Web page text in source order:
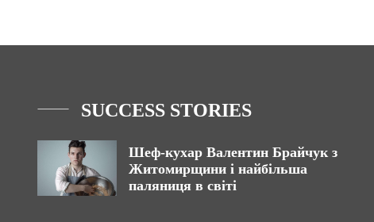
SUCCESS STORIES
Шеф-кухар Валентин Брайчук з
Житомирщини і найбільша
паляниця в світі